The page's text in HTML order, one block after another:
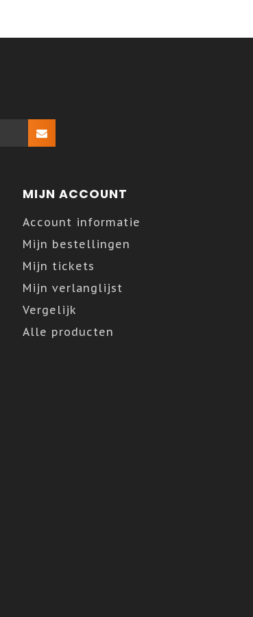
MIJN ACCOUNT
Account informatie
Mijn bestellingen
Mijn tickets
Mijn verlanglijst
Vergelijk
Alle producten